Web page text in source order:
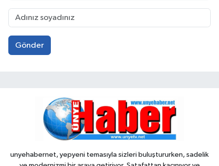
Gönder
unyehabernet, yepyeni temasıyla sizleri buluştururken, sadelik